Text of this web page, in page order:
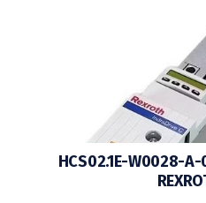
HCS02.1E-W0028-A-